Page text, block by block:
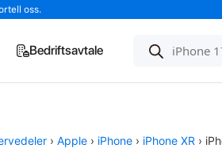
oss.
Bedriftsavtale
› Apple › iPhone › iPhone XR ›